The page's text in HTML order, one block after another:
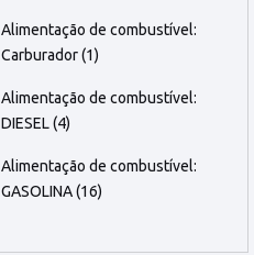
Alimentação de combustível:
Carburador(1)
Alimentação de combustível:
DIESEL(4)
Alimentação de combustível:
GASOLINA(16)